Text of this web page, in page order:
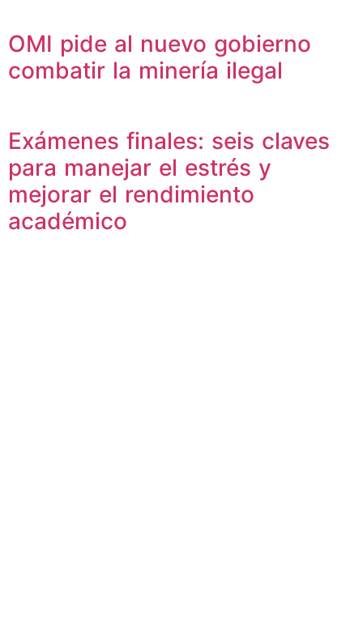
OMI pide al nuevo gobierno
combatir la minería ilegal
Exámenes finales: seis claves
para manejar el estrés y
mejorar el rendimiento
académico